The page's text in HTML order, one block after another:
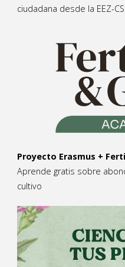
ciudadana desde la EEZ-
Proyecto Erasmus +
Aprende gratis sobre
cultivo